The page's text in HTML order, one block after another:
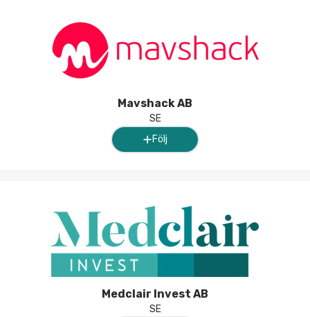
Mavshack AB
SE
Följ
Medclair Invest AB
SE